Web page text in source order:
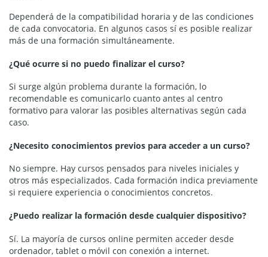
Dependerá de la compatibilidad horaria y de las condiciones
de cada convocatoria. En algunos casos sí es posible realizar
más de una formación simultáneamente.
¿Qué ocurre si no puedo finalizar el curso?
Si surge algún problema durante la formación, lo
recomendable es comunicarlo cuanto antes al centro
formativo para valorar las posibles alternativas según cada
caso.
¿Necesito conocimientos previos para acceder a un curso?
No siempre. Hay cursos pensados para niveles iniciales y
otros más especializados. Cada formación indica previamente
si requiere experiencia o conocimientos concretos.
¿Puedo realizar la formación desde cualquier dispositivo?
Sí. La mayoría de cursos online permiten acceder desde
ordenador, tablet o móvil con conexión a internet.